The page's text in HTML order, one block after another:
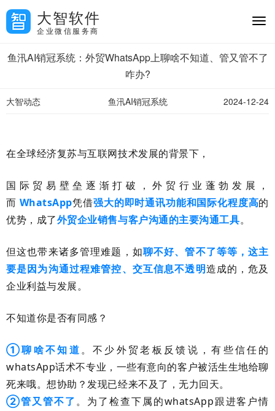
大智软件
企业微信服务商
鱼汛AI销冠系统：外贸WhatsApp上聊啥不知道、管又管不了
咋办?
大智动态 鱼汛AI销冠系统 2024-12-24
在全球经济复苏与互联网技术发展的背景下，
国际贸易壁垒逐渐打破，外贸行业蓬勃发展，
而 WhatsApp凭借强大的即时通讯功能和国际化程度高的
优势，成了外贸企业销售与客户沟通的主要沟通工具。
但这也带来诸多管理难题，如聊不好、管不了等等，这主
要是因为沟通过程难管控、交互信息不透明造成的，危及
企业利益与发展。
不知道你是否有同感？
①聊啥不知道。不少外贸老板反馈说，有些信任的
whatsApp话术不专业，一些有意向的客户被活生生地给聊
死来哦。想协助？发现已经来不及了，无力回天。
②管又管不了。为了检查下属的whatsApp跟进客户情